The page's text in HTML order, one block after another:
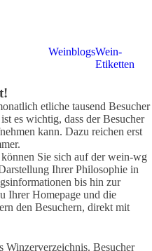
WeinblogsWein-
Etiketten
etliche tausend Besucher
es wichtig, dass der Besucher
kann. Dazu reichen erst
Sie sich auf der wein-wg
Ihrer Philosophie in
bis hin zur
Ihrer Homepage und die
den Besuchern, direkt mit
Winzerverzeichnis. Besucher